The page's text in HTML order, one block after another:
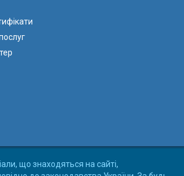
що знаходяться на сайті,